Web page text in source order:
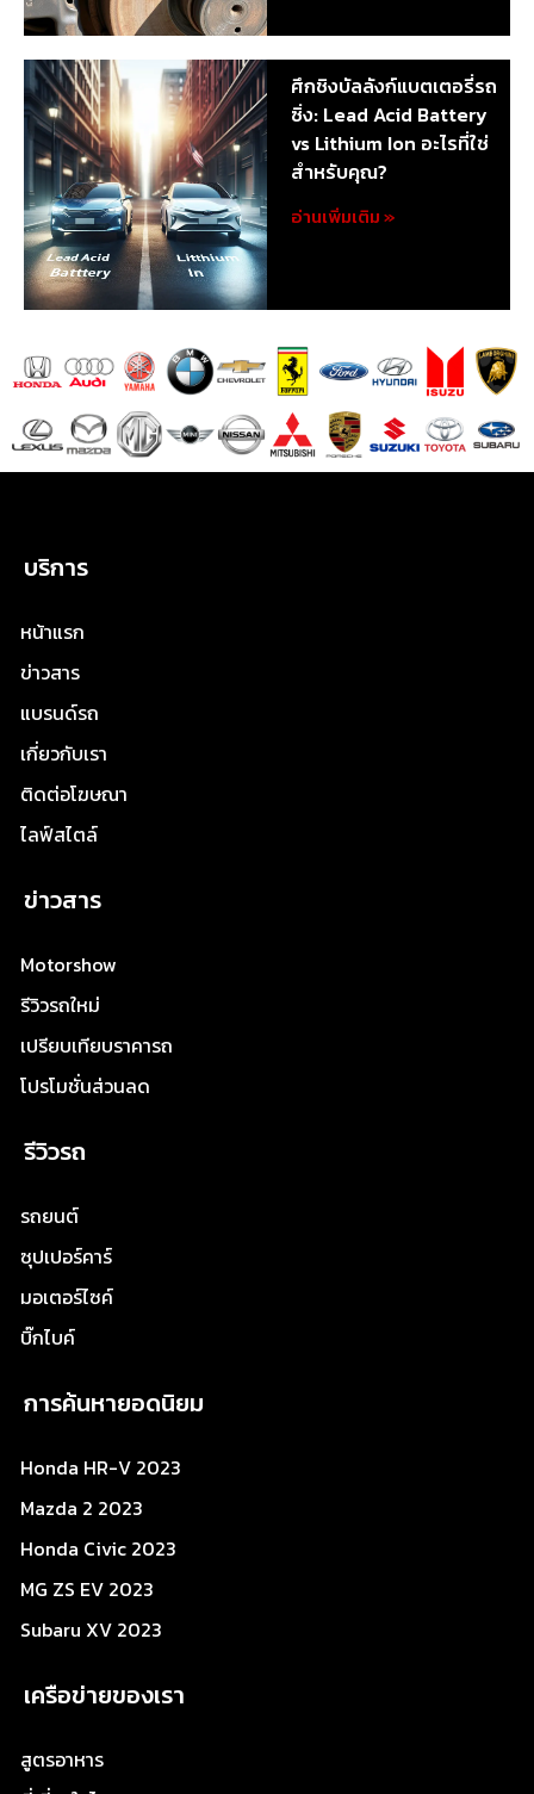
ศึกชิงบัลลังก์แบตเตอรี่รถ
ซิ่ง: Lead Acid Battery
vs Lithium Ion อะไรที่ใช่
สำหรับคุณ?
อ่านเพิ่มเติม »
บริการ
หน้าแรก
ข่าวสาร
แบรนด์รถ
เกี่ยวกับเรา
ติดต่อโฆษณา
ไลฟ์สไตล์
ข่าวสาร
Motorshow
รีวิวรถใหม่
เปรียบเทียบราคารถ
โปรโมชั่นส่วนลด
รีวิวรถ
รถยนต์
ซุปเปอร์คาร์
มอเตอร์ไซค์
บิ๊กไบค์
การค้นหายอดนิยม
Honda HR-V 2023
Mazda 2 2023
Honda Civic 2023
MG ZS EV 2023
Subaru XV 2023
เครือข่ายของเรา
สูตรอาหาร